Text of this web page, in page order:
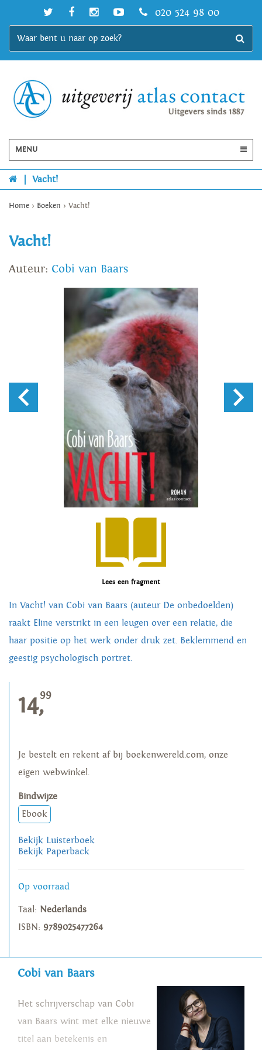
020 524 98 00
MENU
Vacht!
Home > Boeken > Vacht!
Vacht!
Auteur: Cobi van Baars
Lees een fragment
In Vacht! van Cobi van Baars (auteur De onbedoelden)
raakt Eline verstrikt in een leugen over een relatie, die
haar positie op het werk onder druk zet. Beklemmend en
geestig psychologisch portret.
14,99
Je bestelt en rekent af bij boekenwereld.com, onze
eigen webwinkel.
Bindwijze
Ebook
Bekijk Luisterboek
Bekijk Paperback
Op voorraad
Taal: Nederlands
ISBN: 9789025477264
Cobi van Baars
Het schrijverschap van Cobi
van Baars wint met elke nieuwe
titel aan betekenis en